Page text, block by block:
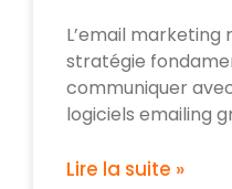
L’email
stratégie
communiquer
logiciels emailing
Lire la suite »